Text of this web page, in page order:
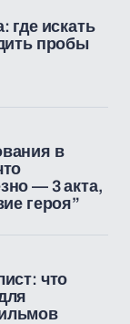
где искать
пробы
в
— 3 акта,
героя”
что